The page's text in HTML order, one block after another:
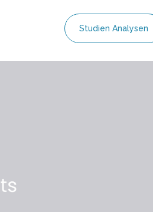
Studien Analysen